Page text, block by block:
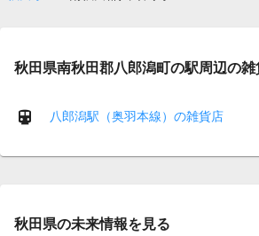
秋田県南秋田郡八郎潟町の駅周辺の雑
八郎潟駅（奥羽本線）の雑貨店
秋田県の未来情報を見る